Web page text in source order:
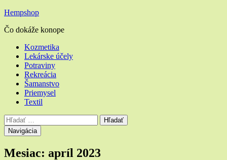
Hempshop
Čo dokáže konope
Hlavné
menu
Kozmetika
Lekárske účely
Potraviny
Rekreácia
Šamanstvo
Priemysel
Textil
Vyhľadávanie
Hľadať:
Navigácia
Mesiac: apríl 2023